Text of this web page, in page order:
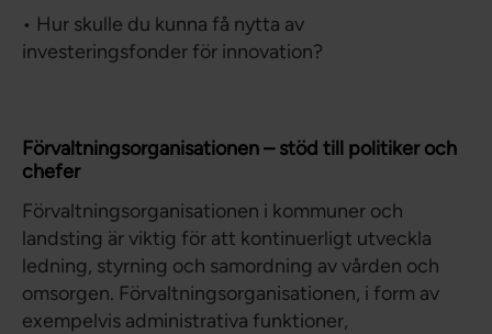
• Hur skulle du kunna få nytta av
investeringsfonder för innovation?
Förvaltningsorganisationen – stöd till politiker och
chefer
Förvaltningsorganisationen i kommuner och
landsting är viktig för att kontinuerligt utveckla
ledning, styrning och samordning av vården och
omsorgen. Förvaltningsorganisationen, i form av
exempelvis administrativa funktioner,